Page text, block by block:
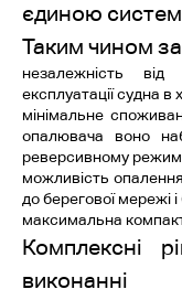
єдиною
Таким чином
незалежність
експлуатації судна в
мінімальне
опалювача воно
реверсивному
можливість
до берегової мережі
максимальна
Комплексні
виконанні